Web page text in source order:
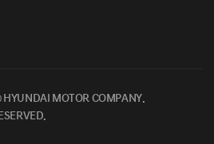
MOTOR COMPANY.